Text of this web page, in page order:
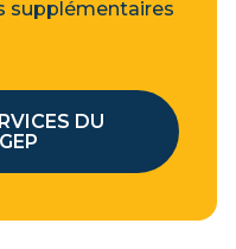
supplémentaires
DU